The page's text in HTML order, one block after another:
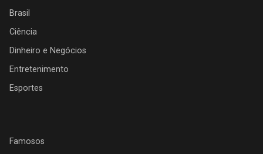
Brasil
Ciência
Dinheiro e Negócios
Entretenimento
Esportes
Famosos